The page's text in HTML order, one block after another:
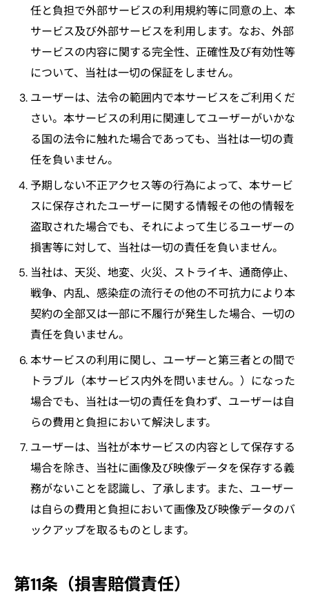
任と負担で外部サービスの利用規約等に同意の上、本
サービス及び外部サービスを利用します。なお、外部
サービスの内容に関する完全性、正確性及び有効性等
について、当社は一切の保証をしません。
ユーザーは、法令の範囲内で本サービスをご利用くだ
さい。本サービスの利用に関連してユーザーがいかな
る国の法令に触れた場合であっても、当社は一切の責
任を負いません。
予期しない不正アクセス等の行為によって、本サービ
スに保存されたユーザーに関する情報その他の情報を
盗取された場合でも、それによって生じるユーザーの
損害等に対して、当社は一切の責任を負いません。
当社は、天災、地変、火災、ストライキ、通商停止、
戦争、内乱、感染症の流行その他の不可抗力により本
契約の全部又は一部に不履行が発生した場合、一切の
責任を負いません。
本サービスの利用に関し、ユーザーと第三者との間で
トラブル（本サービス内外を問いません。）になった
場合でも、当社は一切の責任を負わず、ユーザーは自
らの費用と負担において解決します。
ユーザーは、当社が本サービスの内容として保存する
場合を除き、当社に画像及び映像データを保存する義
務がないことを認識し、了承します。また、ユーザー
は自らの費用と負担において画像及び映像データのバ
ックアップを取るものとします。
第11条（損害賠償責任）